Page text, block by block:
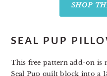
SHOP
SEAL PUP
This free pattern add-on is
Seal Pup quilt block into a